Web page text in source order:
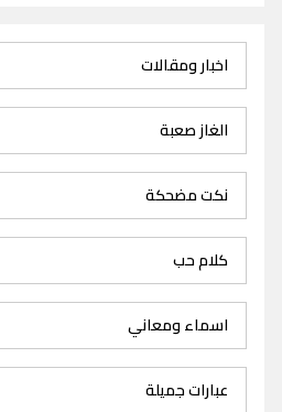
اخبار ومقالات
الغاز صعبة
نكت مضحكة
كلام حب
اسماء ومعاني
عبارات جميلة